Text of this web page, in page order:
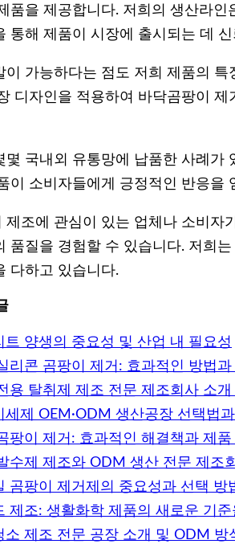
품을 제공합니다. 저희의 생산라
통해 제품이 시장에 출시되는 데
이 가능하다는 점도 저희 제품의
디자인을 적용하여 바닥곰팡이
몇 국내외 유통망에 납품한 사례가
이 소비자들에게 긍정적인 반응을
제조에 관심이 있는 업체나 소비자
품질을 경험할 수 있습니다. 저희
다하고 있습니다.
트 양생의 중요성 및 산업 내 필요성
리콘 곰팡이 제거: 효과적인 방법과
용 탈취제 제조 전문 제조회사 소
세제 OEM·ODM 생산공장 선택법
팡이 제거: 효과적인 해결책과 제품
수제 제조와 ODM 생산 전문 제조
곰팡이 제거제의 중요성과 선택 방
제조: 생활화학 제품의 새로운 기
소 제조 전문 공장 소개 및 ODM 방